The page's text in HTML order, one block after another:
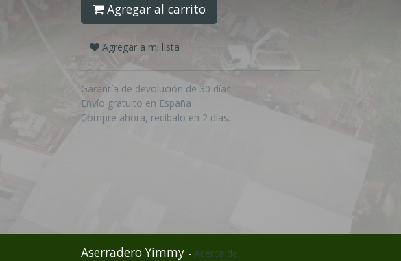
Agregar al carrito
Agregar a mi lista
Garantía de devolución de 30 días
Envío gratuito en España
Compre ahora, recíbalo en 2 días.
Aserradero Yimmy - Acerca de